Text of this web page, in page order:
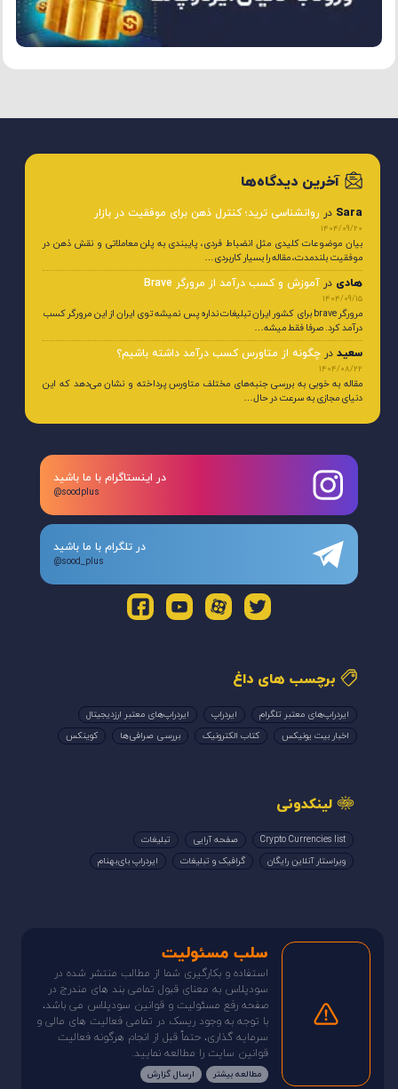
آخرین دیدگاه‌ها
Sara در روانشناسی ترید؛ کنترل ذهن برای موفقیت در بازار
1404/09/20
بیان موضوعات کلیدی مثل انضباط فردی، پایبندی به پلن معاملاتی و نقش ذهن در
موفقیت بلندمدت، مقاله را بسیار کاربردی…
هادی در آموزش و کسب درآمد از مرورگر Brave
1404/09/15
مرورگر brave برای کشور ایران تبلیغات نداره پس نمیشه توی ایران از این مرورگر کسب
درآمد کرد. صرفا فقط میشه…
سعید در چگونه از متاورس کسب درآمد داشته باشیم؟
1404/08/22
مقاله به خوبی به بررسی جنبه‌های مختلف متاورس پرداخته و نشان می‌دهد که این
دنیای مجازی به سرعت در حال…
در اینستاگرام با ما باشید
@soodplus
در تلگرام با ما باشید
@sood_plus
برچسب های داغ
ایردراپ‌های معتبر تلگرام ایردراپ
ایردراپ‌های معتبر ارزدیجیتال
اخبار بیت یونیکس
کتاب الکترونیک بررسی صرافی‌ها کوینکس
لینکدونی
Crypto Currencies list صفحه آرایی
تبلیغات
ویراستار آنلاین رایگان
گرافیک و تبلیغات ایردراپ بای‌بهنام
سلب مسئولیت
استفاده و بکارگیری شما از مطالب منتشر شده در
سودپلاس به معنای قبول تمامی بند های مندرج در
صفحه رفع مسئولیت و قوانین سودپلاس می باشد،
با توجه به وجود ریسک در تمامی فعالیت های مالی و
سرمایه گذاری، حتماً قبل از انجام هرگونه فعالیت
قوانین سایت را مطالعه نمایید.
مطالعه بیشتر ارسال گزارش